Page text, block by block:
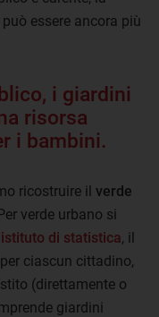
essere ancora più
i giardini
risorsa
i bambini.
ricostruire il verde
verde urbano si
di statistica, il
ciascun cittadino,
(direttamente o
giardini